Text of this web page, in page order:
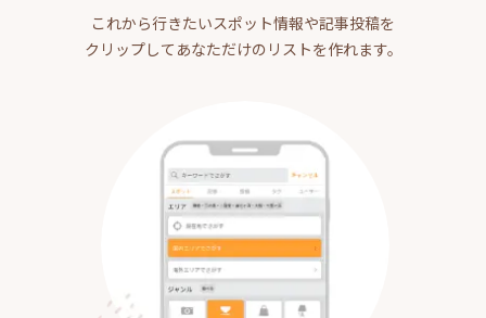
これから行きたいスポット情報や記事投稿を
クリップしてあなただけのリストを作れます。